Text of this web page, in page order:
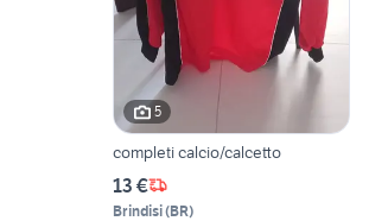
5
completi calcio/calcetto
13 €
Brindisi(BR)